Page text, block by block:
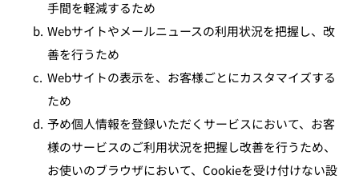
手間を軽減するため
b. Webサイトやメールニュースの利用状況を把握し、改
善を行うため
c. Webサイトの表示を、お客様ごとにカスタマイズする
ため
d. 予め個人情報を登録いただくサービスにおいて、お客
様のサービスのご利用状況を把握し改善を行うため、
お使いのブラウザにおいて、Cookieを受け付けない設